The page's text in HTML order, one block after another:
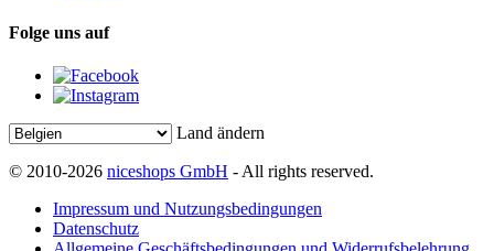
Folge uns auf
Land ändern
© 2010-2026 niceshops GmbH - All rights reserved.
Impressum und Nutzungsbedingungen
Datenschutz